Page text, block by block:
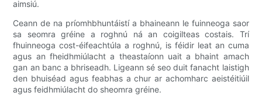
aimsiú.
Ceann de na príomhbhuntáistí a bhaineann le fuinneoga saor
sa seomra gréine a roghnú ná an coigilteas costais. Trí
fhuinneoga cost-éifeachtúla a roghnú, is féidir leat an cuma
agus an fheidhmiúlacht a theastaíonn uait a bhaint amach
gan an banc a bhriseadh. Ligeann sé seo duit fanacht laistigh
den bhuiséad agus feabhas a chur ar achomharc aeistéitiúil
agus feidhmiúlacht do sheomra gréine.